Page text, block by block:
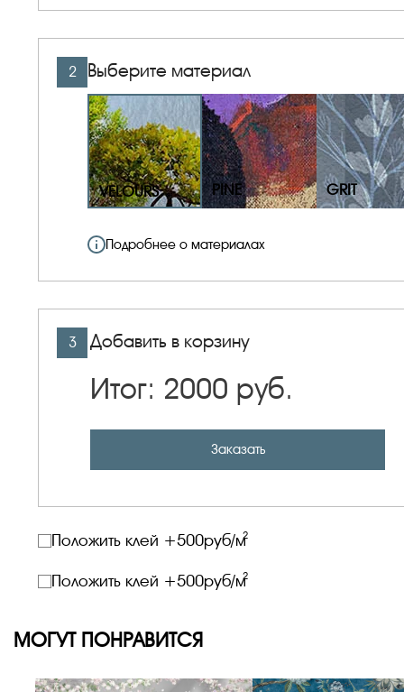
2 Выберите материал
VELOURS PINE GRIT
Подробнее о материалах
3 Добавить в корзину
Итог: 2000 руб.
Заказать
Положить клей +500руб/м2
Положить клей +500руб/м2
МОГУТ ПОНРАВИТСЯ